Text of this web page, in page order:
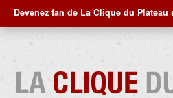
Devenez fan de La Clique du Plateau